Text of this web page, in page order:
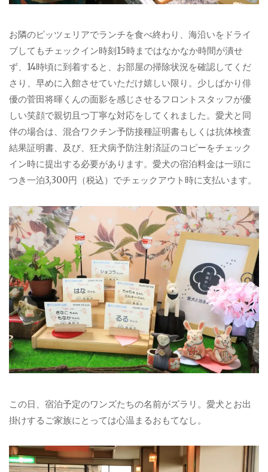
お隣のピッツェリアでランチを食べ終わり、海沿いをドライ
ブしてもチェックイン時刻15時まではなかなか時間が潰せ
ず、14時頃に到着すると、お部屋の掃除状況を確認してくだ
さり、早めに入館させていただけ嬉しい限り。少しばかり俳
優の菅田将暉くんの面影を感じさせるフロントスタッフが優
しい笑顔で親切且つ丁寧な対応をしてくれました。愛犬と同
伴の場合は、混合ワクチン予防接種証明書もしくは抗体検査
結果証明書、及び、狂犬病予防注射済証のコピーをチェック
イン時に提出する必要があります。愛犬の宿泊料金は一頭に
つき一泊3,300円（税込）でチェックアウト時に支払います。
この日、宿泊予定のワンズたちの名前がズラリ。愛犬とお出
掛けするご家族にとっては心温まるおもてなし。